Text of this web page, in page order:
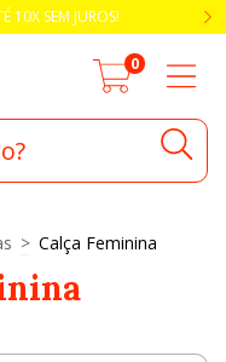
10X SEM JUROS!
0
> Calça Feminina